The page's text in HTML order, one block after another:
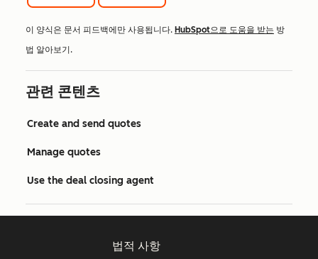
이 양식은 문서 피드백에만 사용됩니다. HubSpot으로 도움을 받는 방
법 알아보기.
관련 콘텐츠
Create and send quotes
Manage quotes
Use the deal closing agent
법적 사항